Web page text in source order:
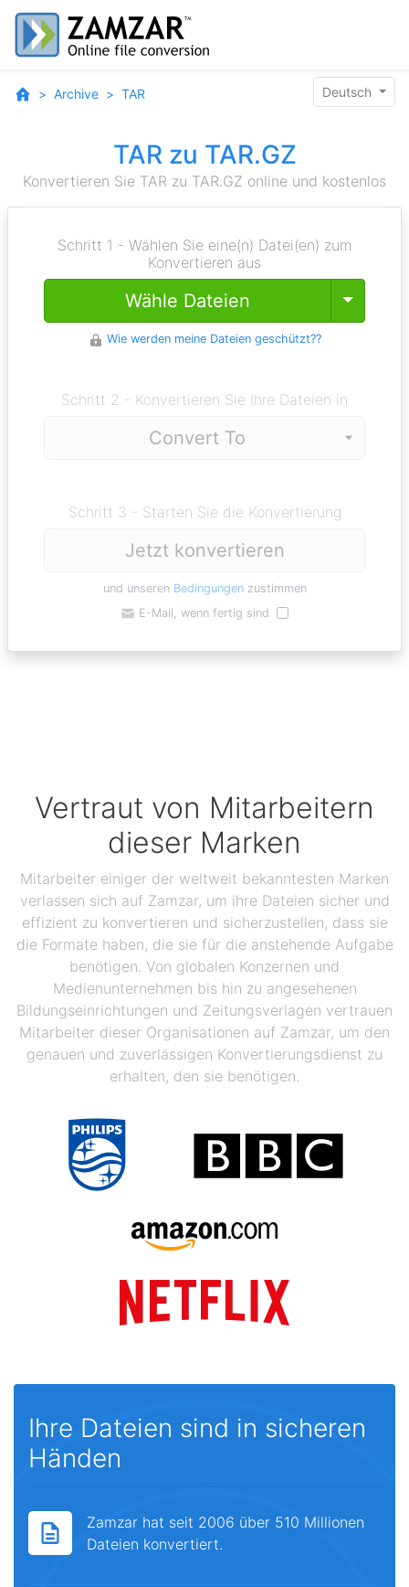
Archive TAR Deutsch
TAR zu TAR.GZ
Konvertieren Sie TAR zu TAR.GZ online und kostenlos
Schritt 1 - Wählen Sie eine(n) Datei(en) zum
Konvertieren aus
Wähle Dateien Toggle
Wie werden meine Dateien geschützt??
Schritt 2 - Konvertieren Sie Ihre Dateien in
Schritt 3 - Starten Sie die Konvertierung
Jetzt konvertieren
und unseren Bedingungenzustimmen
E-Mail, wenn fertig sind
Vertraut von Mitarbeitern
dieser Marken
Mitarbeiter einiger der weltweit bekanntesten Marken
verlassen sich auf Zamzar, um ihre Dateien sicher und
effizient zu konvertieren und sicherzustellen, dass sie
die Formate haben, die sie für die anstehende Aufgabe
benötigen. Von globalen Konzernen und
Medienunternehmen bis hin zu angesehenen
Bildungseinrichtungen und Zeitungsverlagen vertrauen
Mitarbeiter dieser Organisationen auf Zamzar, um den
genauen und zuverlässigen Konvertierungsdienst zu
erhalten, den sie benötigen.
Ihre Dateien sind in sicheren
Händen
Zamzar hat seit 2006 über 510 Millionen
Dateien konvertiert.